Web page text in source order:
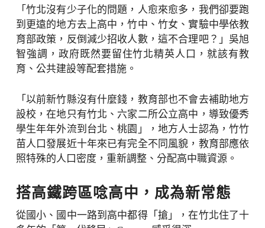
「竹北沒有少子化的問題，人愈來愈多，我們卻要跑
到更遠的地方去上高中，竹中、竹女、實驗中學依教
育部政策，反倒減少招收人數，這不合理吧？」吳旭
智強調，政府既然要留住竹北精英人口，就該有教
育、公共建設等配套措施。
「以前新竹縣沒有什麼錢，教育部也不會去補助地方
設校，在地只有竹北、六家二所公立高中，導致優秀
學生年年外流到台北、桃園」，地方人士認為，竹竹
苗人口發展近十年來已有完全不同風貌，教育部應依
照特殊的人口密度，重新調整、分配高中職資源。
搭高鐵跨區唸高中，成為新常態
從國小、國中一路到高中都得「搶」，在竹北住了十